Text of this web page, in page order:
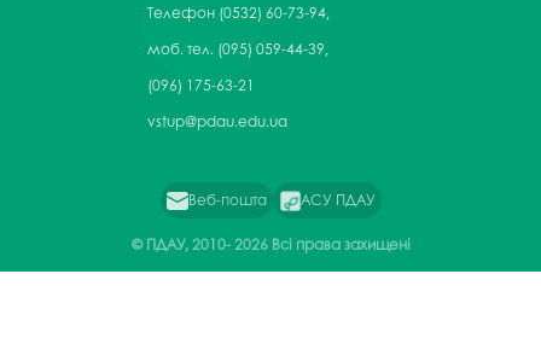
Телефон (0532) 60-73-94,
моб. тел. (095) 059-44-39,
(096) 175-63-21
vstup@pdau.edu.ua
Веб-пошта АСУ ПДАУ
© ПДАУ, 2010-2026 Всі права захищені